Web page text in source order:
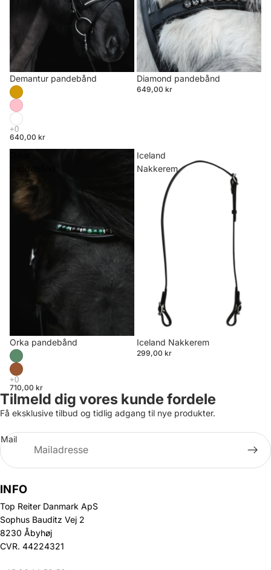
Demantur pandebånd
640,00 kr
Diamond pandebånd
649,00 kr
Orka pandebånd
710,00 kr
Iceland
Nakkerem
Iceland Nakkerem
299,00 kr
Tilmeld dig vores kunde fordele
Få eksklusive tilbud og tidlig adgang til nye produkter.
Mail
INFO
Top Reiter Danmark ApS
Sophus Bauditz Vej 2
8230 Åbyhøj
CVR. 44224321